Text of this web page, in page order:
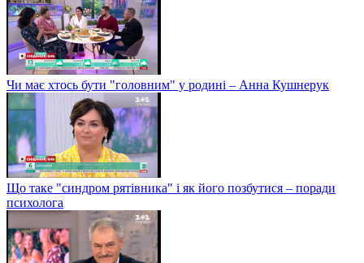
Чи має хтось бути "головним" у родині – Анна Кушнерук
Що таке "синдром рятівника" і як його позбутися – поради
психолога